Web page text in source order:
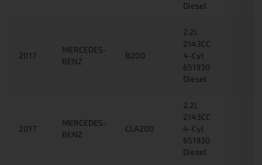
Diesel
2017
MERCEDES-
BENZ
B200
2.2L
2143CC
4-Cyl
651930
Diesel
2017
MERCEDES-
BENZ
CLA200
2.2L
2143CC
4-Cyl
651930
Diesel